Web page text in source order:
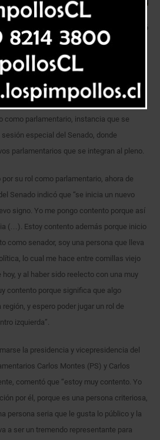
como parlamentario, el legislador asumió
“Espero poder jugar un rol de
izquierda”.
ocho años, el ahora senador por toda la
Lagos Weber, valoró lo que fue el hito del
como parlamentario, instancia que se
especial del Senado, donde
parlamentarios que se integran al pleno.
su rol como parlamentario, ahora de
Senado indicó que “se inicia un nuevo
signo. Yo me pongo contento porque así
(…). Estoy contento además porque inicio
como senador, soy una persona que lleva
lo cual me hace entre comillas viejo
y al haber sido reelecto con una muy
contento porque significa que algo
y espero poder jugar un rol de
izquierda”.
la presidencia y vicepresidencia del
Carlos Montes (PS) y Carlos
comentó que “estoy muy contento. Yo
por él, porque es una persona criteriosa,
persona seria que le gusta lo público y la
a ser un tremendo representante para